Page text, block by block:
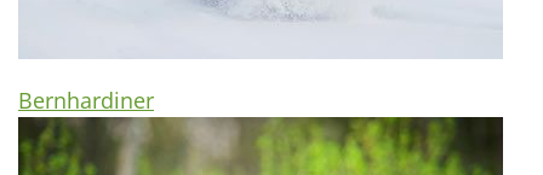
Bernhardiner